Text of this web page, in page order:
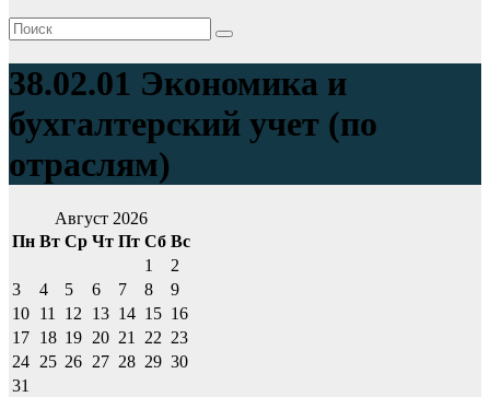
38.02.01 Экономика и
бухгалтерский учет (по
отраслям)
Август 2026
Пн Вт Ср Чт Пт Сб Вс
1
2
3
4 5 6 7 8
9
10 11 12 13 14 15 16
17 18 19 20 21 22 23
24 25 26 27 28 29 30
31